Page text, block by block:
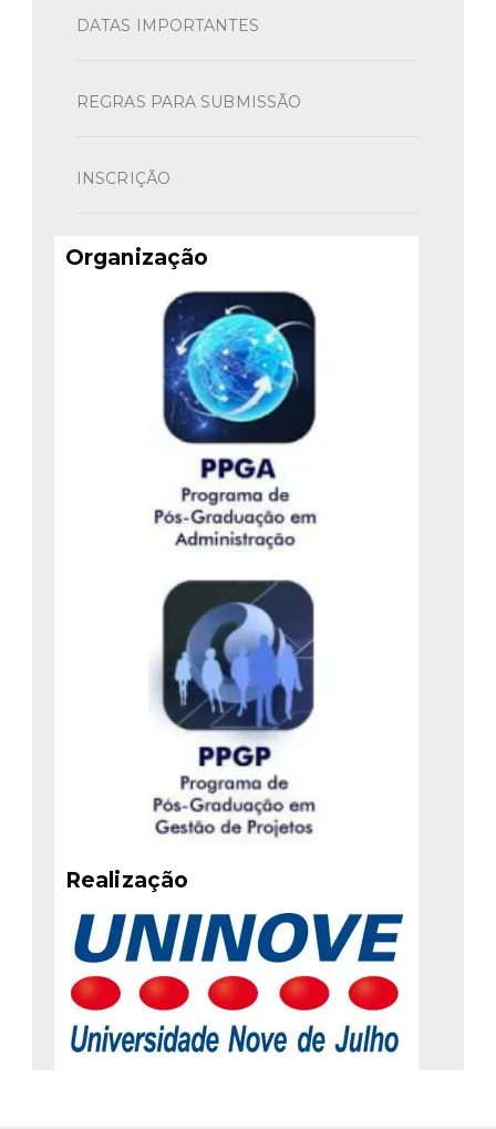
DATAS IMPORTANTES
REGRAS PARA SUBMISSÃO
INSCRIÇÃO
Organização
Realização